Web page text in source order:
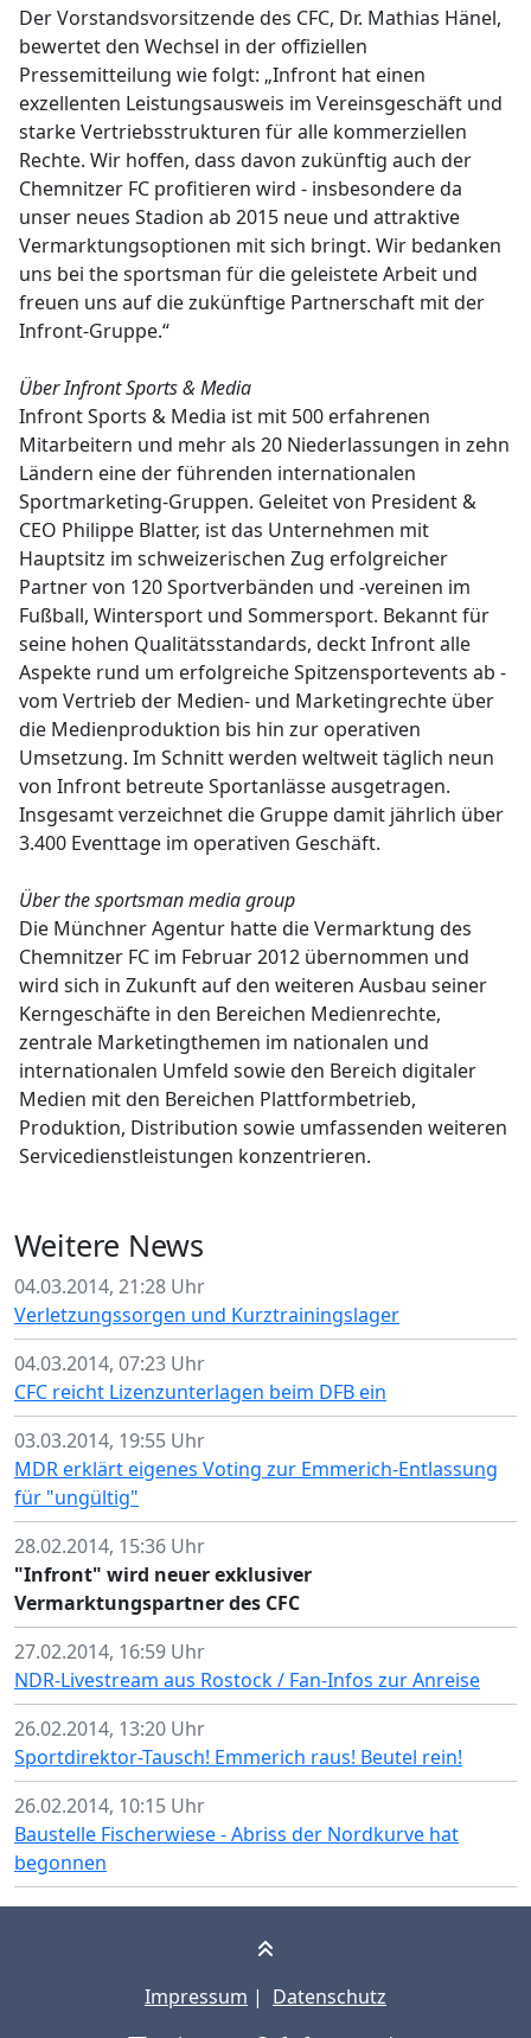
Der Vorstandsvorsitzende des CFC, Dr. Mathias Hänel,
bewertet den Wechsel in der offiziellen
Pressemitteilung wie folgt: „Infront hat einen
exzellenten Leistungsausweis im Vereinsgeschäft und
starke Vertriebsstrukturen für alle kommerziellen
Rechte. Wir hoffen, dass davon zukünftig auch der
Chemnitzer FC profitieren wird - insbesondere da
unser neues Stadion ab 2015 neue und attraktive
Vermarktungsoptionen mit sich bringt. Wir bedanken
uns bei the sportsman für die geleistete Arbeit und
freuen uns auf die zukünftige Partnerschaft mit der
Infront-Gruppe.“
Über Infront Sports & Media
Infront Sports & Media ist mit 500 erfahrenen
Mitarbeitern und mehr als 20 Niederlassungen in zehn
Ländern eine der führenden internationalen
Sportmarketing-Gruppen. Geleitet von President &
CEO Philippe Blatter, ist das Unternehmen mit
Hauptsitz im schweizerischen Zug erfolgreicher
Partner von 120 Sportverbänden und -vereinen im
Fußball, Wintersport und Sommersport. Bekannt für
seine hohen Qualitätsstandards, deckt Infront alle
Aspekte rund um erfolgreiche Spitzensportevents ab -
vom Vertrieb der Medien- und Marketingrechte über
die Medienproduktion bis hin zur operativen
Umsetzung. Im Schnitt werden weltweit täglich neun
von Infront betreute Sportanlässe ausgetragen.
Insgesamt verzeichnet die Gruppe damit jährlich über
3.400 Eventtage im operativen Geschäft.
Über the sportsman media group
Die Münchner Agentur hatte die Vermarktung des
Chemnitzer FC im Februar 2012 übernommen und
wird sich in Zukunft auf den weiteren Ausbau seiner
Kerngeschäfte in den Bereichen Medienrechte,
zentrale Marketingthemen im nationalen und
internationalen Umfeld sowie den Bereich digitaler
Medien mit den Bereichen Plattformbetrieb,
Produktion, Distribution sowie umfassenden weiteren
Servicedienstleistungen konzentrieren.
Weitere News
04.03.2014, 21:28 Uhr
Verletzungssorgen und Kurztrainingslager
04.03.2014, 07:23 Uhr
CFC reicht Lizenzunterlagen beim DFB ein
03.03.2014, 19:55 Uhr
MDR erklärt eigenes Voting zur Emmerich-Entlassung
für "ungültig"
28.02.2014, 15:36 Uhr
"Infront" wird neuer exklusiver
Vermarktungspartner des CFC
27.02.2014, 16:59 Uhr
NDR-Livestream aus Rostock / Fan-Infos zur Anreise
26.02.2014, 13:20 Uhr
Sportdirektor-Tausch! Emmerich raus! Beutel rein!
26.02.2014, 10:15 Uhr
Baustelle Fischerwiese - Abriss der Nordkurve hat
begonnen
Impressum | Datenschutz